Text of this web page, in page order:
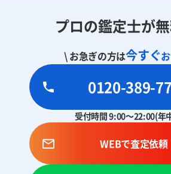
プロの鑑定士が
\ お急ぎの方は今すぐ
0120-389-
受付時間 9:00～22:00(年
WEBで査定依頼